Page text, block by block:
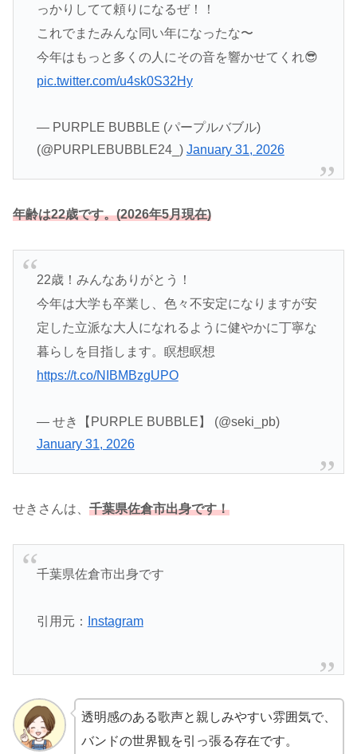
っかりしてて頼りになるぜ！！
これでまたみんな同い年になったな〜
今年はもっと多くの人にその音を響かせてくれ😎
pic.twitter.com/u4sk0S32Hy
— PURPLE BUBBLE (パープルバブル)
(@PURPLEBUBBLE24_) January 31, 2026
年齢は22歳です。(2026年5月現在)
22歳！みんなありがとう！
今年は大学も卒業し、色々不安定になりますが安
定した立派な大人になれるように健やかに丁寧な
暮らしを目指します。瞑想瞑想
https://t.co/NIBMBzgUPO
— せき【PURPLE BUBBLE】 (@seki_pb)
January 31, 2026
せきさんは、 千葉県佐倉市出身です！
千葉県佐倉市出身です
引用元： Instagram
透明感のある歌声と親しみやすい雰囲気で、
バンドの世界観を引っ張る存在です。